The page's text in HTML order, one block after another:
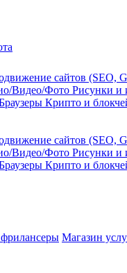
сайтов (SEO,
Видео/Фото Рисунки и
Крипто и
сайтов (SEO,
Видео/Фото Рисунки и
Крипто и
Магазин